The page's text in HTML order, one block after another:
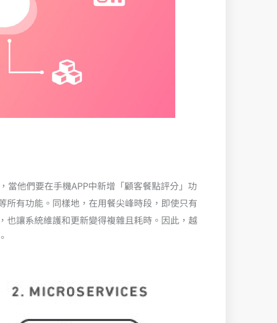
當他們要在手機APP中新增「顧客餐點評分」功
所有功能。同樣地，在用餐尖峰時段，即使只有
也讓系統維護和更新變得複雜且耗時。因此，越